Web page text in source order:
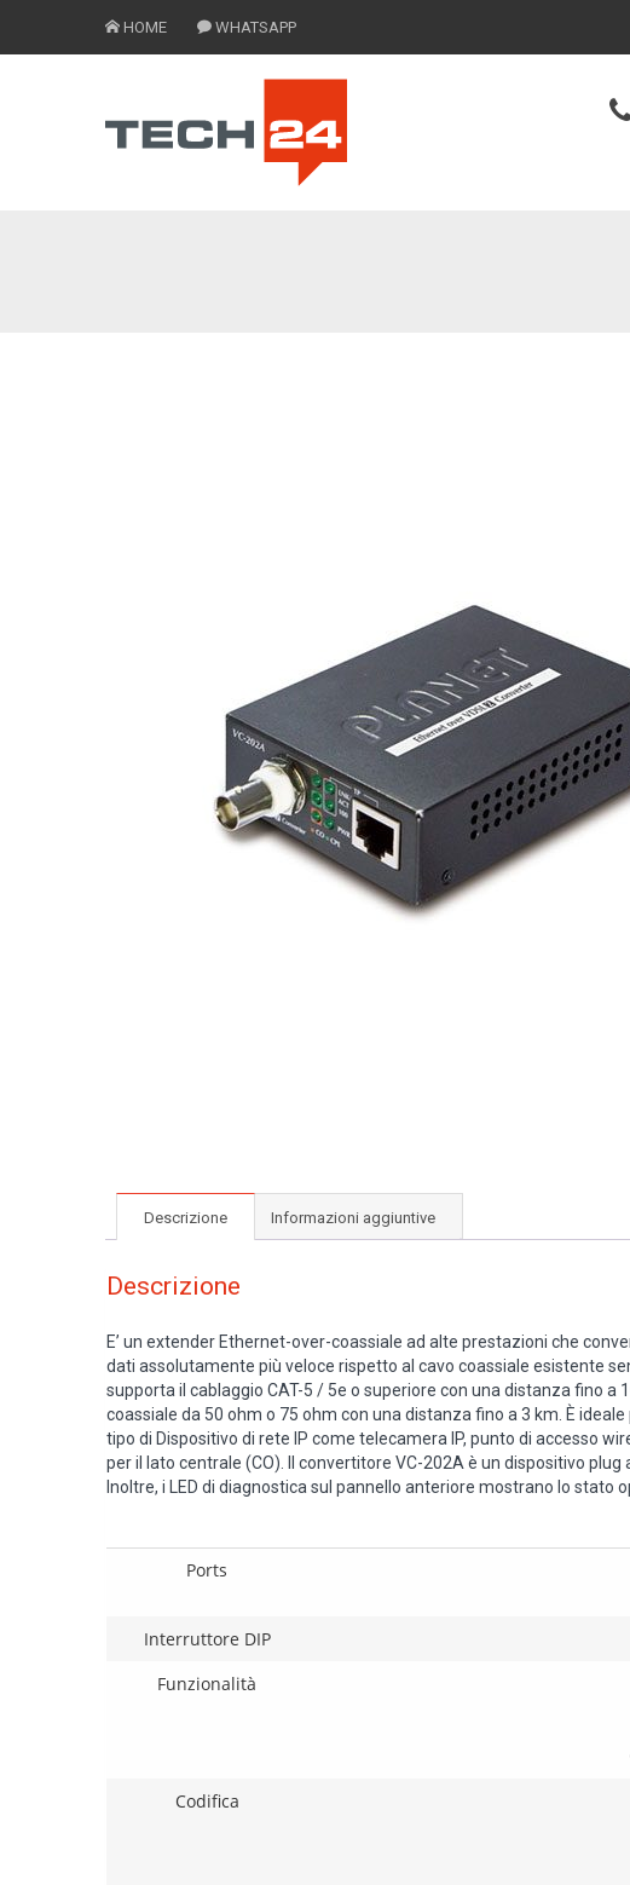
HOME WHATSAPP
Descrizione Informazioni aggiuntive
Descrizione
E’ un extender Ethernet-over-coassiale ad alte prestazioni che
dati assolutamente più veloce rispetto al cavo coassiale esistente
supporta il cablaggio CAT-5 / 5e o superiore con una distanza fino
coassiale da 50 ohm o 75 ohm con una distanza fino a 3 km. È
tipo di Dispositivo di rete IP come telecamera IP, punto di accesso
per il lato centrale (CO). Il convertitore VC-202A è un dispositivo
Inoltre, i LED di diagnostica sul pannello anteriore mostrano lo stato
Ports
Interruttore DIP
Funzionalità
Codifica